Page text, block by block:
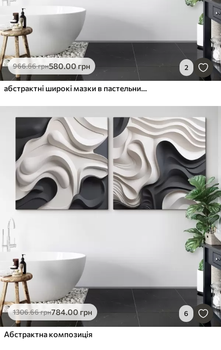
966.66грн580.00грн 2
1306.66грн784.00 грн 6
Абстрактна композиція